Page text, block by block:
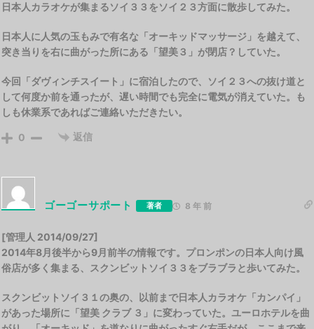
日本人カラオケが集まるソイ３３をソイ２３方面に散歩してみた。
日本人に人気の玉もみで有名な「オーキッドマッサージ」を越えて、
突き当りを右に曲がった所にある「望美３」が閉店？していた。
今回「ダヴィンチスイート」に宿泊したので、ソイ２３への抜け道と
して何度か前を通ったが、遅い時間でも完全に電気が消えていた。も
しも休業系であればご連絡いただきたい。
0 返信
ゴーゴーサポート 著者 8 年 前
[管理人 2014/09/27]
2014年8月後半から9月前半の情報です。プロンポンの日本人向け風
俗店が多く集まる、スクンビットソイ３３をブラブラと歩いてみた。
スクンビットソイ３１の奥の、以前まで日本人カラオケ「カンパイ」
があった場所に「望美 クラブ ３」に変わっていた。ユーロホテルを曲